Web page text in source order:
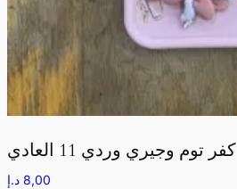
كفر توم وجيري وردي 11 العادي
8,00 د.إ